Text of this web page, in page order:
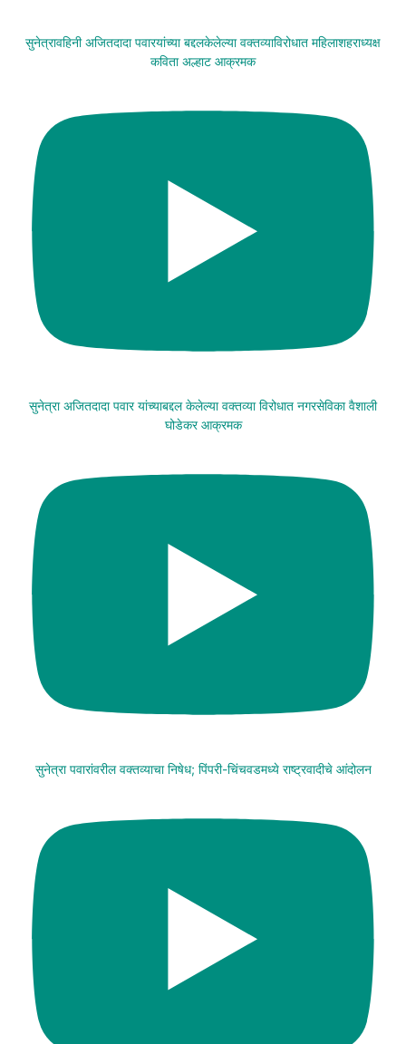
सुनेत्रावहिनी अजितदादा पवारयांच्या बद्दलकेलेल्या वक्तव्याविरोधात महिलाशहराध्यक्ष
कविता अल्हाट आक्रमक
सुनेत्रा अजितदादा पवार यांच्याबद्दल केलेल्या वक्तव्या विरोधात नगरसेविका वैशाली
घोडेकर आक्रमक
सुनेत्रा पवारांवरील वक्तव्याचा निषेध; पिंपरी-चिंचवडमध्ये राष्ट्रवादीचे आंदोलन